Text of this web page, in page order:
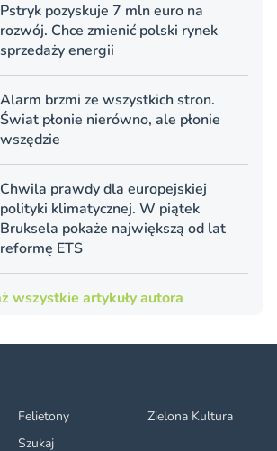
Pstryk pozyskuje 7 mln euro na
rozwój. Chce zmienić polski rynek
sprzedaży energii
Alarm brzmi ze wszystkich stron.
Świat płonie nierówno, ale płonie
wszędzie
Chwila prawdy dla europejskiej
polityki klimatycznej. W piątek
Bruksela pokaże największą od lat
reformę ETS
wszystkie artykuły autora
Felietony
Zielona Kultura
Szukaj